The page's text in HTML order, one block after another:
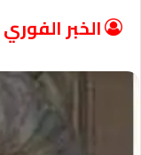
الخبر الفوري